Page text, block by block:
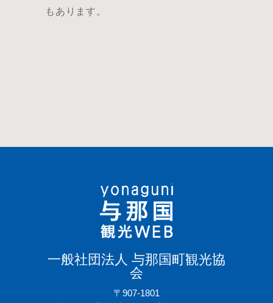
もあります。
一般社団法人 与那国町観光協
会
〒907-1801